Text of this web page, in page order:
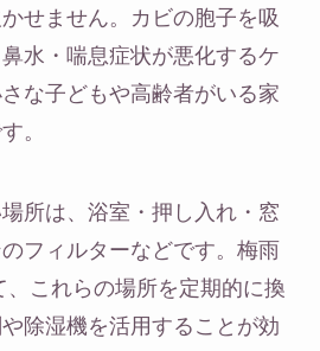
せません。カビの胞子を吸
水・喘息症状が悪化するケ
な子どもや高齢者がいる家
。
所は、浴室・押し入れ・窓
フィルターなどです。梅雨
これらの場所を定期的に換
除湿機を活用することが効